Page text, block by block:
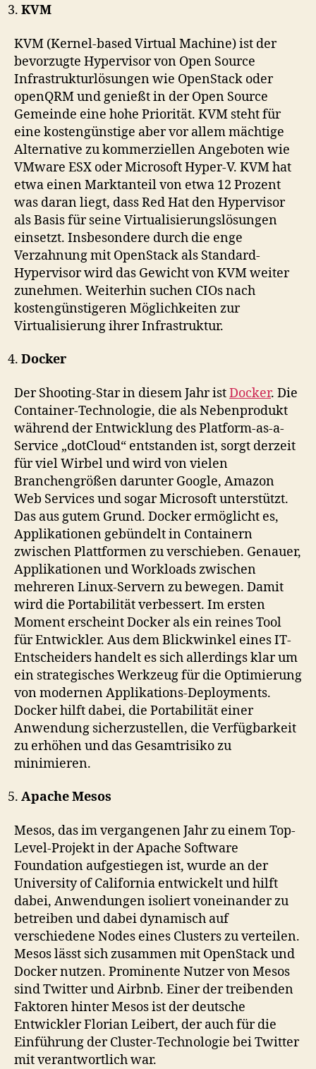
KVM
KVM (Kernel-based Virtual Machine) ist der
bevorzugte Hypervisor von Open Source
Infrastrukturlösungen wie OpenStack oder
openQRM und genießt in der Open Source
Gemeinde eine hohe Priorität. KVM steht für
eine kostengünstige aber vor allem mächtige
Alternative zu kommerziellen Angeboten wie
VMware ESX oder Microsoft Hyper-V. KVM hat
etwa einen Marktanteil von etwa 12 Prozent
was daran liegt, dass Red Hat den Hypervisor
als Basis für seine Virtualisierungslösungen
einsetzt. Insbesondere durch die enge
Verzahnung mit OpenStack als Standard-
Hypervisor wird das Gewicht von KVM weiter
zunehmen. Weiterhin suchen CIOs nach
kostengünstigeren Möglichkeiten zur
Virtualisierung ihrer Infrastruktur.
Docker
Der Shooting-Star in diesem Jahr istDocker. Die
Container-Technologie, die als Nebenprodukt
während der Entwicklung des Platform-as-a-
Service „dotCloud“ entstanden ist, sorgt derzeit
für viel Wirbel und wird von vielen
Branchengrößen darunter Google, Amazon
Web Services und sogar Microsoft unterstützt.
Das aus gutem Grund. Docker ermöglicht es,
Applikationen gebündelt in Containern
zwischen Plattformen zu verschieben. Genauer,
Applikationen und Workloads zwischen
mehreren Linux-Servern zu bewegen. Damit
wird die Portabilität verbessert. Im ersten
Moment erscheint Docker als ein reines Tool
für Entwickler. Aus dem Blickwinkel eines IT-
Entscheiders handelt es sich allerdings klar um
ein strategisches Werkzeug für die Optimierung
von modernen Applikations-Deployments.
Docker hilft dabei, die Portabilität einer
Anwendung sicherzustellen, die Verfügbarkeit
zu erhöhen und das Gesamtrisiko zu
minimieren.
Apache Mesos
Mesos, das im vergangenen Jahr zu einem Top-
Level-Projekt in der Apache Software
Foundation aufgestiegen ist, wurde an der
University of California entwickelt und hilft
dabei, Anwendungen isoliert voneinander zu
betreiben und dabei dynamisch auf
verschiedene Nodes eines Clusters zu verteilen.
Mesos lässt sich zusammen mit OpenStack und
Docker nutzen. Prominente Nutzer von Mesos
sind Twitter und Airbnb. Einer der treibenden
Faktoren hinter Mesos ist der deutsche
Entwickler Florian Leibert, der auch für die
Einführung der Cluster-Technologie bei Twitter
mit verantwortlich war.